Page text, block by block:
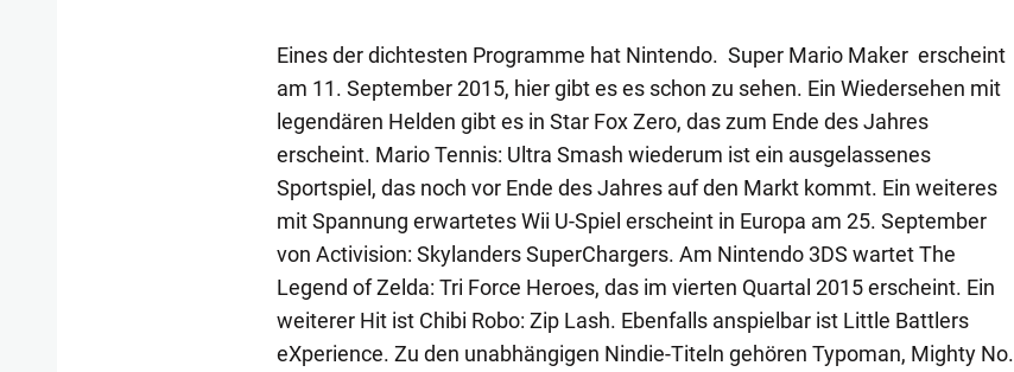
Eines der dichtesten Programme hat Nintendo. Super Mario Maker erscheint
am 11. September 2015, hier gibt es es schon zu sehen. Ein Wiedersehen mit
legendären Helden gibt es in Star Fox Zero, das zum Ende des Jahres
erscheint. Mario Tennis: Ultra Smash wiederum ist ein ausgelassenes
Sportspiel, das noch vor Ende des Jahres auf den Markt kommt. Ein weiteres
mit Spannung erwartetes Wii U-Spiel erscheint in Europa am 25. September
von Activision: Skylanders SuperChargers. Am Nintendo 3DS wartet The
Legend of Zelda: Tri Force Heroes, das im vierten Quartal 2015 erscheint. Ein
weiterer Hit ist Chibi Robo: Zip Lash. Ebenfalls anspielbar ist Little Battlers
eXperience. Zu den unabhängigen Nindie-Titeln gehören Typoman, Mighty No.